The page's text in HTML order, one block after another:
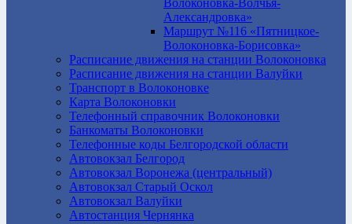
Волоконовка-Волчья-
Александровка»
Маршрут №116 «Пятницкое-
Волоконовка-Борисовка»
Расписание движения на станции Волоконовка
Расписание движения на станции Валуйки
Транспорт в Волоконовке
Карта Волоконовки
Телефонный справочник Волоконовки
Банкоматы Волоконовки
Телефонные коды Белгородской области
Автовокзал Белгород
Автовокзал Воронежа (центральный)
Автовокзал Старый Оскол
Автовокзал Валуйки
Автостанция Чернянка